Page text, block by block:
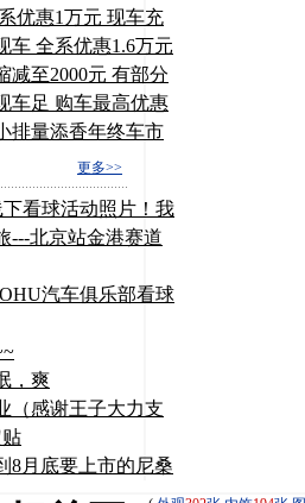
优惠1万元 现车充
车 全系优惠1.6万元
减至2000元 有部分
车足 购车最高优惠
排量添香年终车市
更多>>
下看球活动照片！我
---北京站金港赛道
汽车俱乐部看球
，爽
（感谢王子大力支
8月底要上市的尼桑